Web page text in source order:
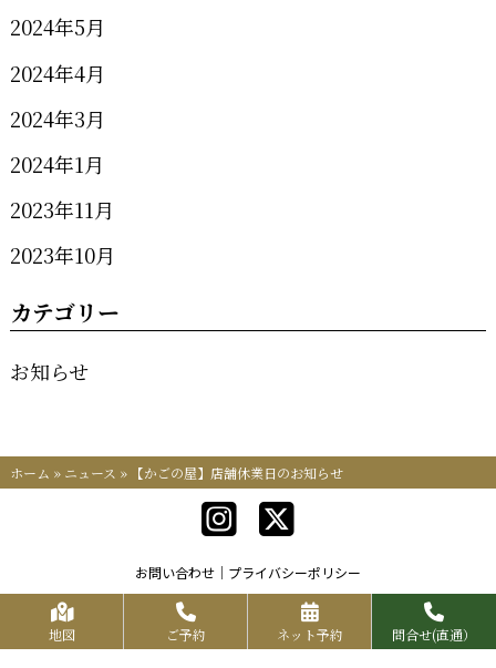
2024年5月
2024年4月
2024年3月
2024年1月
2023年11月
2023年10月
カテゴリー
お知らせ
ホーム » ニュース » 【かごの屋】店舗休業日のお知らせ
お問い合わせ プライバシーポリシー
Copyrights KR FOOD SERVICE All Rights Reserved.
地図 ご予約 ネット予約 問合せ(直通）